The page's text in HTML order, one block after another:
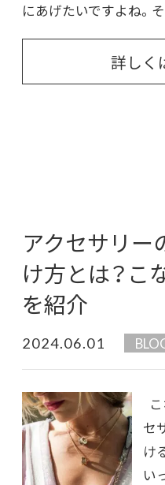
にあげたいですよね。
詳しく
アクセサリー
け方とは？こ
を紹介
2024.06.01
セ
け
い